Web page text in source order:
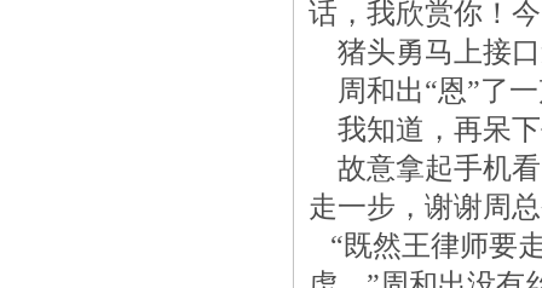
话，我欣赏你！
猪头勇马上接口
周和出“恩”了
我知道，再呆
故意拿起手机看
走一步，谢谢周
“既然王律师要